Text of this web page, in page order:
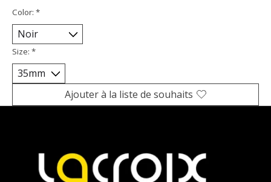
Color: *
Size: *
Ajouter à la liste de souhaits